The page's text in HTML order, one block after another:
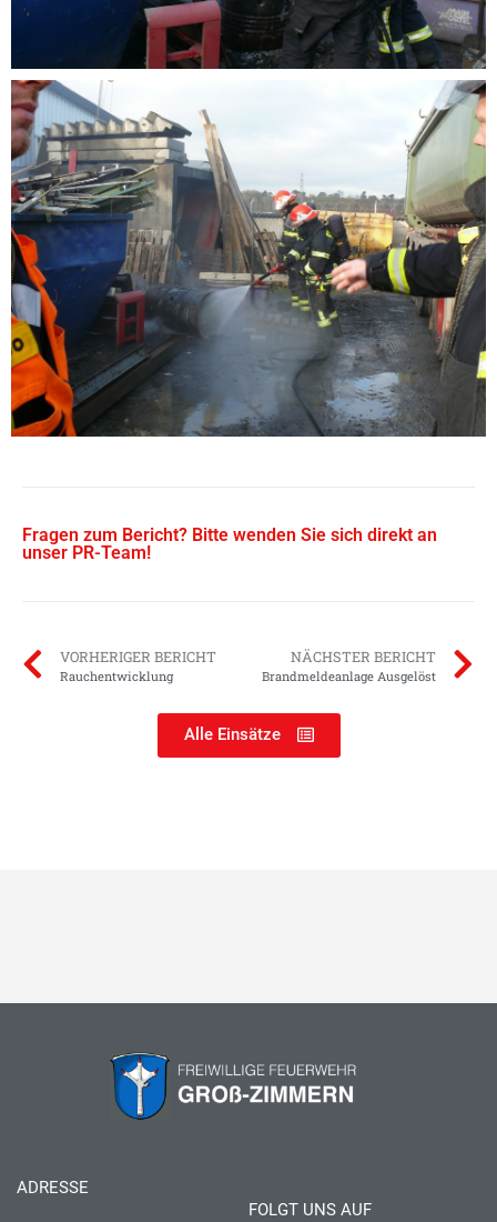
Fragen zum Bericht? Bitte wenden Sie sich direkt an
unser PR-Team!
VORHERIGER BERICHT
Rauchentwicklung
NÄCHSTER BERICHT
Brandmeldeanlage Ausgelöst
Alle Einsätze
ADRESSE
FOLGT UNS AUF